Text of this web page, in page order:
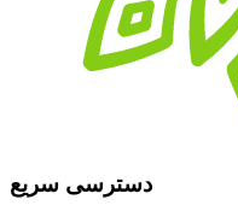
دسترسی سریع